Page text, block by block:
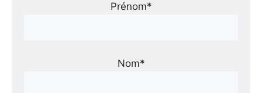
Prénom*
Nom*